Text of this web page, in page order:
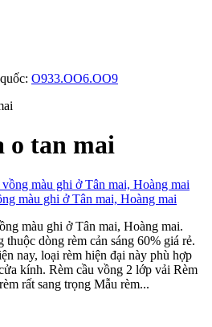
O933.OO6.OO9
o tan mai
màu ghi ở Tân mai, Hoàng mai
màu ghi ở Tân mai, Hoàng mai.
dòng rèm cản sáng 60% giá rẻ.
nay, loại rèm hiện đại này phù hợp
kính. Rèm cầu vồng 2 lớp vải Rèm
rất sang trọng Mẫu rèm...